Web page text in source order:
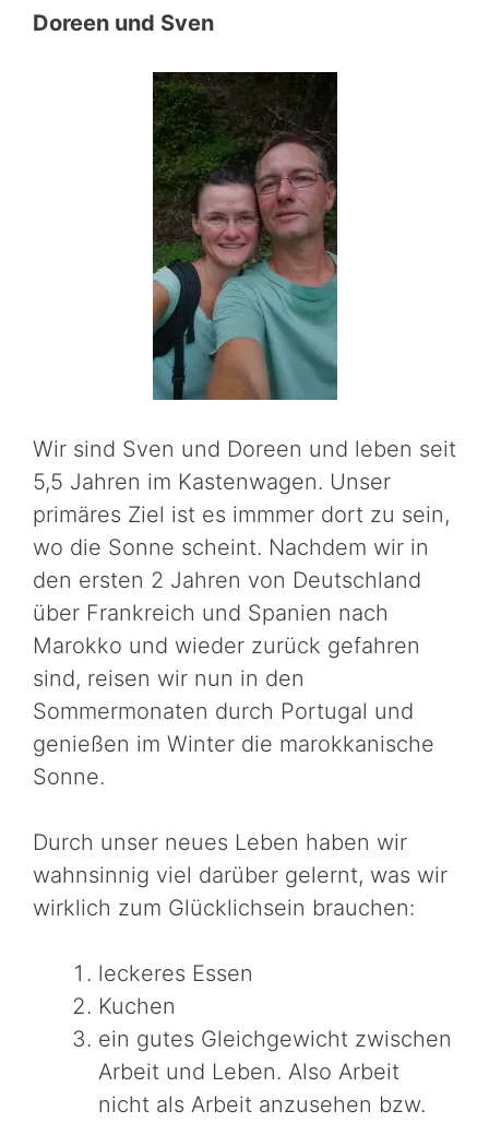
Doreen und Sven
Wir sind Sven und Doreen und leben seit
5,5 Jahren im Kastenwagen. Unser
primäres Ziel ist es immmer dort zu sein,
wo die Sonne scheint. Nachdem wir in
den ersten 2 Jahren von Deutschland
über Frankreich und Spanien nach
Marokko und wieder zurück gefahren
sind, reisen wir nun in den
Sommermonaten durch Portugal und
genießen im Winter die marokkanische
Sonne.
Durch unser neues Leben haben wir
wahnsinnig viel darüber gelernt, was wir
wirklich zum Glücklichsein brauchen:
leckeres Essen
Kuchen
ein gutes Gleichgewicht zwischen
Arbeit und Leben. Also Arbeit
nicht als Arbeit anzusehen bzw.